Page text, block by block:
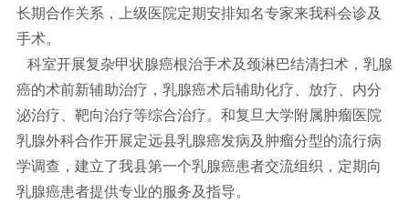
长期合作关系，上级医院定期安排知名专家来我科会诊及
手术。
科室开展复杂甲状腺癌根治手术及颈淋巴结清扫术，乳腺
癌的术前新辅助治疗，乳腺癌术后辅助化疗、放疗、内分
泌治疗、靶向治疗等综合治疗。和复旦大学附属肿瘤医院
乳腺外科合作开展定远县乳腺癌发病及肿瘤分型的流行病
学调查，建立了我县第一个乳腺癌患者交流组织，定期向
乳腺癌患者提供专业的服务及指导。